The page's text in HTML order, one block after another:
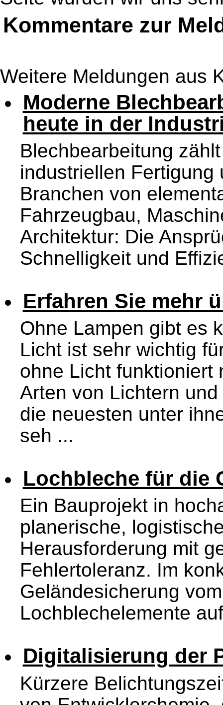
Kommentare zur
Weitere Meldungen aus
Moderne
heute in der
Blechbearbeitung
industriellen
Branchen von
Fahrzeugbau,
Architektur: Die
Schnelligkeit und
Erfahren Sie mehr
Ohne Lampen gibt es
Licht ist sehr wichtig
ohne Licht funktioniert
Arten von Lichtern
die neuesten unter
seh ...
Lochbleche für die
Ein Bauprojekt in
planerische,
Herausforderung mit
Fehlertoleranz. Im
Geländesicherung
Lochblechelemente
Digitalisierung der
Kürzere